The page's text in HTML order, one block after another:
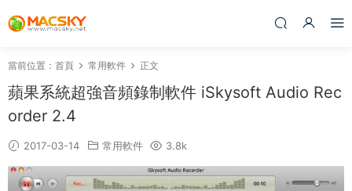
當前位置： 首頁 常用軟件 正文
蘋果系統超強音頻錄制軟件 iSkysoft Audio Rec
order 2.4
2017-03-14 常用軟件 3.8k